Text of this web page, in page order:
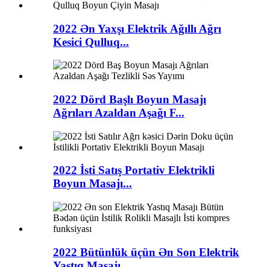
2022 Ən Yaxşı Elektrik Ağıllı Ağrı
Kesici Qulluq...
2022 Dörd Başlı Boyun Masajı
Ağrıları Azaldan Aşağı F...
2022 İsti Satış Portativ Elektrikli
Boyun Masajı...
2022 Bütünlük üçün Ən Son Elektrik